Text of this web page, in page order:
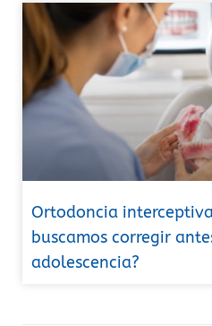
Ortodoncia
buscamos corregir
adolescencia?